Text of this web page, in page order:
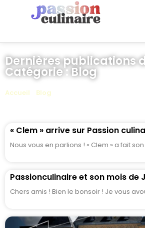
Dernières publications
Catégorie : Blog
Accueil Blog
« Clem » arrive sur Passion
Nous vous en parlions ! « Clem » a fait
Passionculinaire et son mois de
Chers amis ! Bien le bonsoir ! Je vous